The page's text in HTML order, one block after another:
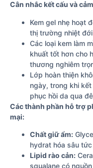
Cân nhắc kết cấu và
Kem gel nhẹ hoạt
thị trường nhiệt đới
Các loại kem làm
khuất tốt hơn cho
thương nghiêm
Lớp hoàn thiện
ngày, trong khi
phục hồi da qua
Các thành phần hỗ trợ
mại:
Chất giữ ẩm:
hydrat hóa sâu tức
Lipid rào cản:
squalane có